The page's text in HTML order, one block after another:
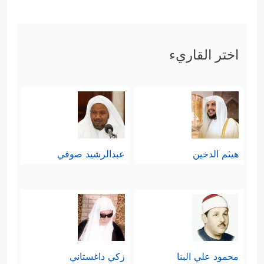
وظُلمُهم﴿وَمَا ظَلَمۡنَـٰهُمۡ وَلَـٰكِن كَانُواْ هُمُ
ٱلظَّـٰلِمِینَ﴾
عليهم، حتى وهم يتناجَون في السرِّ،
ويمكُرُون في الخفاء ﴿لَقَدۡ جِئۡنَـٰكُم بِٱلۡحَقِّ
فَإِنَّا مُبۡرِمُونَ
أَمۡ یَحۡسَبُونَ أَنَّا لَا نَسۡمَعُ سِرَّهُمۡ
وَنَجۡوَىٰهُمۚ بَلَىٰ وَرُسُلُنَا لَدَیۡهِمۡ یَكۡتُبُونَ﴾
رابعًا: وقد كشَفَ القرآن جانِبًا من
اختر القاريء
هيثم الدخين عبدالرشيد صوفي
محمود علي البنا زكي داغستاني